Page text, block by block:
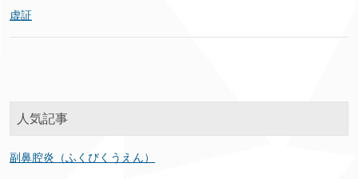
虚証
人気記事
副鼻腔炎（ふくびくうえん）